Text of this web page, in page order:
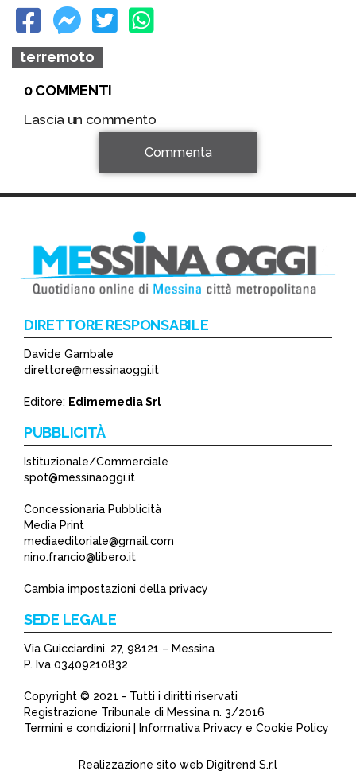
terremoto
0 COMMENTI
Lascia un commento
*
Commenta
DIRETTORE RESPONSABILE
Davide Gambale
direttore@messinaoggi.it
Editore: Edimemedia Srl
PUBBLICITÀ
Istituzionale/Commerciale
spot@messinaoggi.it
Concessionaria Pubblicità
Media Print
mediaeditoriale@gmail.com
nino.francio@libero.it
Cambia impostazioni della privacy
SEDE LEGALE
Via Guicciardini, 27, 98121 – Messina
P. Iva 03409210832
Copyright © 2021 - Tutti i diritti riservati
Registrazione Tribunale di Messina n. 3/2016
Termini e condizioni | Informativa Privacy e Cookie Policy
Realizzazione sito web Digitrend S.r.l